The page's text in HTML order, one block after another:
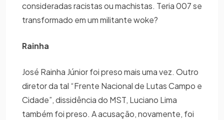
consideradas racistas ou machistas. Teria 007 se
transformado em um militante woke?
Rainha
José Rainha Júnior foi preso mais uma vez. Outro
diretor da tal “Frente Nacional de Lutas Campo e
Cidade”, dissidência do MST, Luciano Lima
também foi preso. A acusação, novamente, foi